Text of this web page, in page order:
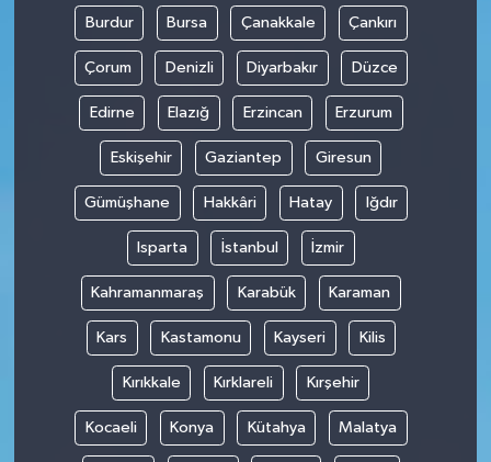
Burdur Bursa Çanakkale Çankırı
Çorum Denizli Diyarbakır Düzce
Edirne Elazığ Erzincan Erzurum
Eskişehir Gaziantep Giresun
Gümüşhane Hakkâri Hatay Iğdır
Isparta İstanbul İzmir
Kahramanmaraş Karabük Karaman
Kars Kastamonu Kayseri Kilis
Kırıkkale Kırklareli Kırşehir
Kocaeli Konya Kütahya Malatya